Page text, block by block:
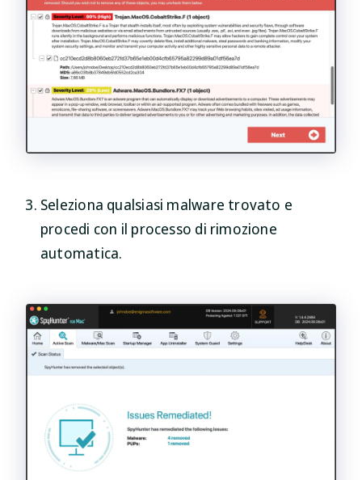
Seleziona qualsiasi malware trovato e
procedi con il processo di rimozione
automatica.